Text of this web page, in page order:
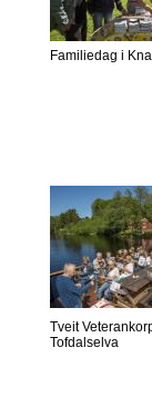
Familiedag i
Tveit
Tofdalselva